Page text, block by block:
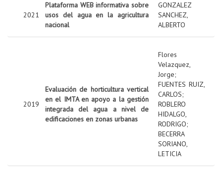
2021
Plataforma WEB informativa sobre
usos del agua en la agricultura
nacional
GONZALEZ
SANCHEZ,
ALBERTO
2019
Evaluación de horticultura vertical
en el IMTA en apoyo a la gestión
integrada del agua a nivel de
edificaciones en zonas urbanas
Flores
Velazquez,
Jorge;
FUENTES RUIZ,
CARLOS;
ROBLERO
HIDALGO,
RODRIGO;
BECERRA
SORIANO,
LETICIA